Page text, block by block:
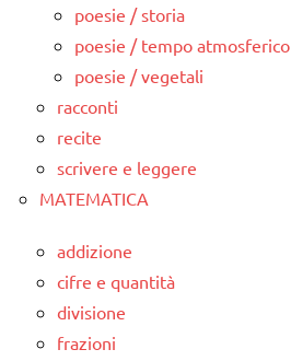
poesie / storia
poesie / tempo atmosferico
poesie / vegetali
racconti
recite
scrivere e leggere
MATEMATICA
addizione
cifre e quantità
divisione
frazioni